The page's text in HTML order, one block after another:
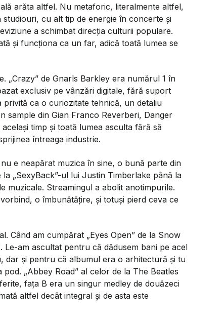
arăta altfel. Nu metaforic, literalmente altfel,
cu alt tip de energie în concerte și
a schimbat direcția culturii populare.
și funcționa ca un far, adică toată lumea se
„Crazy” de Gnarls Barkley era numărul 1 în
exclusiv pe vânzări digitale, fără suport
ca o curiozitate tehnică, un detaliu
sample din Gian Franco Reverberi, Danger
timp și toată lumea asculta fără să
întreaga industrie.
e neapărat muzica în sine, o bună parte din
la „SexyBack”-ul lui Justin Timberlake până la
muzicale. Streamingul a abolit anotimpurile.
o îmbunătățire, și totuși pierd ceva ce
Când am cumpărat „Eyes Open” de la Snow
am ascultat pentru că dădusem bani pe acel
dar și pentru că albumul era o arhitectură și tu
„Abbey Road” al celor de la The Beatles
fața B era un singur medley de douăzeci
altfel decât integral și de asta este